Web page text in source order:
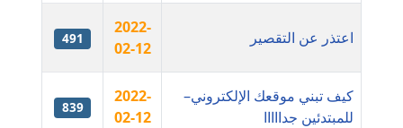
متوفي
عاملة
اعتذر عن التقصير
2022-
02-12
491
كيف تبني موقعك الإلكتروني–
للمبتدئين جدااااا
2022-
02-12
839